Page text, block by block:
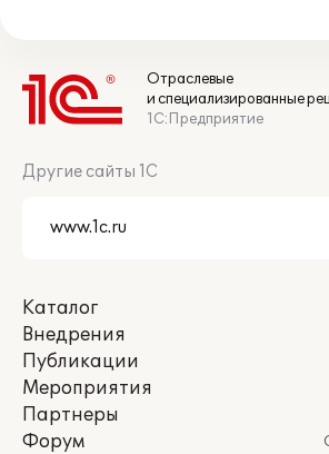
Отраслевые
и специализированные
1С:Предприятие
Другие сайты 1С
Каталог
Внедрения
Публикации
Мероприятия
Партнеры
Форум